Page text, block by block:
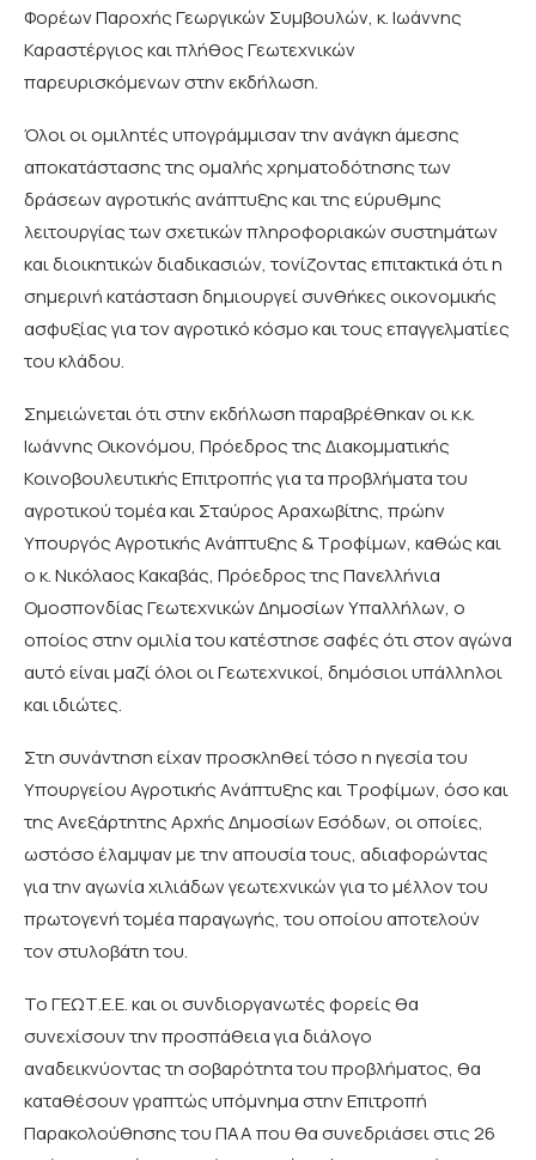
Φορέων Παροχής Γεωργικών Συμβουλών, κ. Ιωάννης
Καραστέργιος και πλήθος Γεωτεχνικών
παρευρισκόμενων στην εκδήλωση.
Όλοι οι ομιλητές υπογράμμισαν την ανάγκη άμεσης
αποκατάστασης της ομαλής χρηματοδότησης των
δράσεων αγροτικής ανάπτυξης και της εύρυθμης
λειτουργίας των σχετικών πληροφοριακών συστημάτων
και διοικητικών διαδικασιών, τονίζοντας επιτακτικά ότι η
σημερινή κατάσταση δημιουργεί συνθήκες οικονομικής
ασφυξίας για τον αγροτικό κόσμο και τους επαγγελματίες
του κλάδου.
Σημειώνεται ότι στην εκδήλωση παραβρέθηκαν οι κ.κ.
Ιωάννης Οικονόμου, Πρόεδρος της Διακομματικής
Κοινοβουλευτικής Επιτροπής για τα προβλήματα του
αγροτικού τομέα και Σταύρος Αραχωβίτης, πρώην
Υπουργός Αγροτικής Ανάπτυξης & Τροφίμων, καθώς και
ο κ. Νικόλαος Κακαβάς, Πρόεδρος της Πανελλήνια
Ομοσπονδίας Γεωτεχνικών Δημοσίων Υπαλλήλων, ο
οποίος στην ομιλία του κατέστησε σαφές ότι στον αγώνα
αυτό είναι μαζί όλοι οι Γεωτεχνικοί, δημόσιοι υπάλληλοι
και ιδιώτες.
Στη συνάντηση είχαν προσκληθεί τόσο η ηγεσία του
Υπουργείου Αγροτικής Ανάπτυξης και Τροφίμων, όσο και
της Ανεξάρτητης Αρχής Δημοσίων Εσόδων, οι οποίες,
ωστόσο έλαμψαν με την απουσία τους, αδιαφορώντας
για την αγωνία χιλιάδων γεωτεχνικών για το μέλλον του
πρωτογενή τομέα παραγωγής, του οποίου αποτελούν
τον στυλοβάτη του.
Το ΓΕΩΤ.Ε.Ε. και οι συνδιοργανωτές φορείς θα
συνεχίσουν την προσπάθεια για διάλογο
αναδεικνύοντας τη σοβαρότητα του προβλήματος, θα
καταθέσουν γραπτώς υπόμνημα στην Επιτροπή
Παρακολούθησης του ΠΑΑ που θα συνεδριάσει στις 26